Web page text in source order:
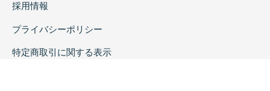
採用情報
プライバシーポリシー
特定商取引に関する表示